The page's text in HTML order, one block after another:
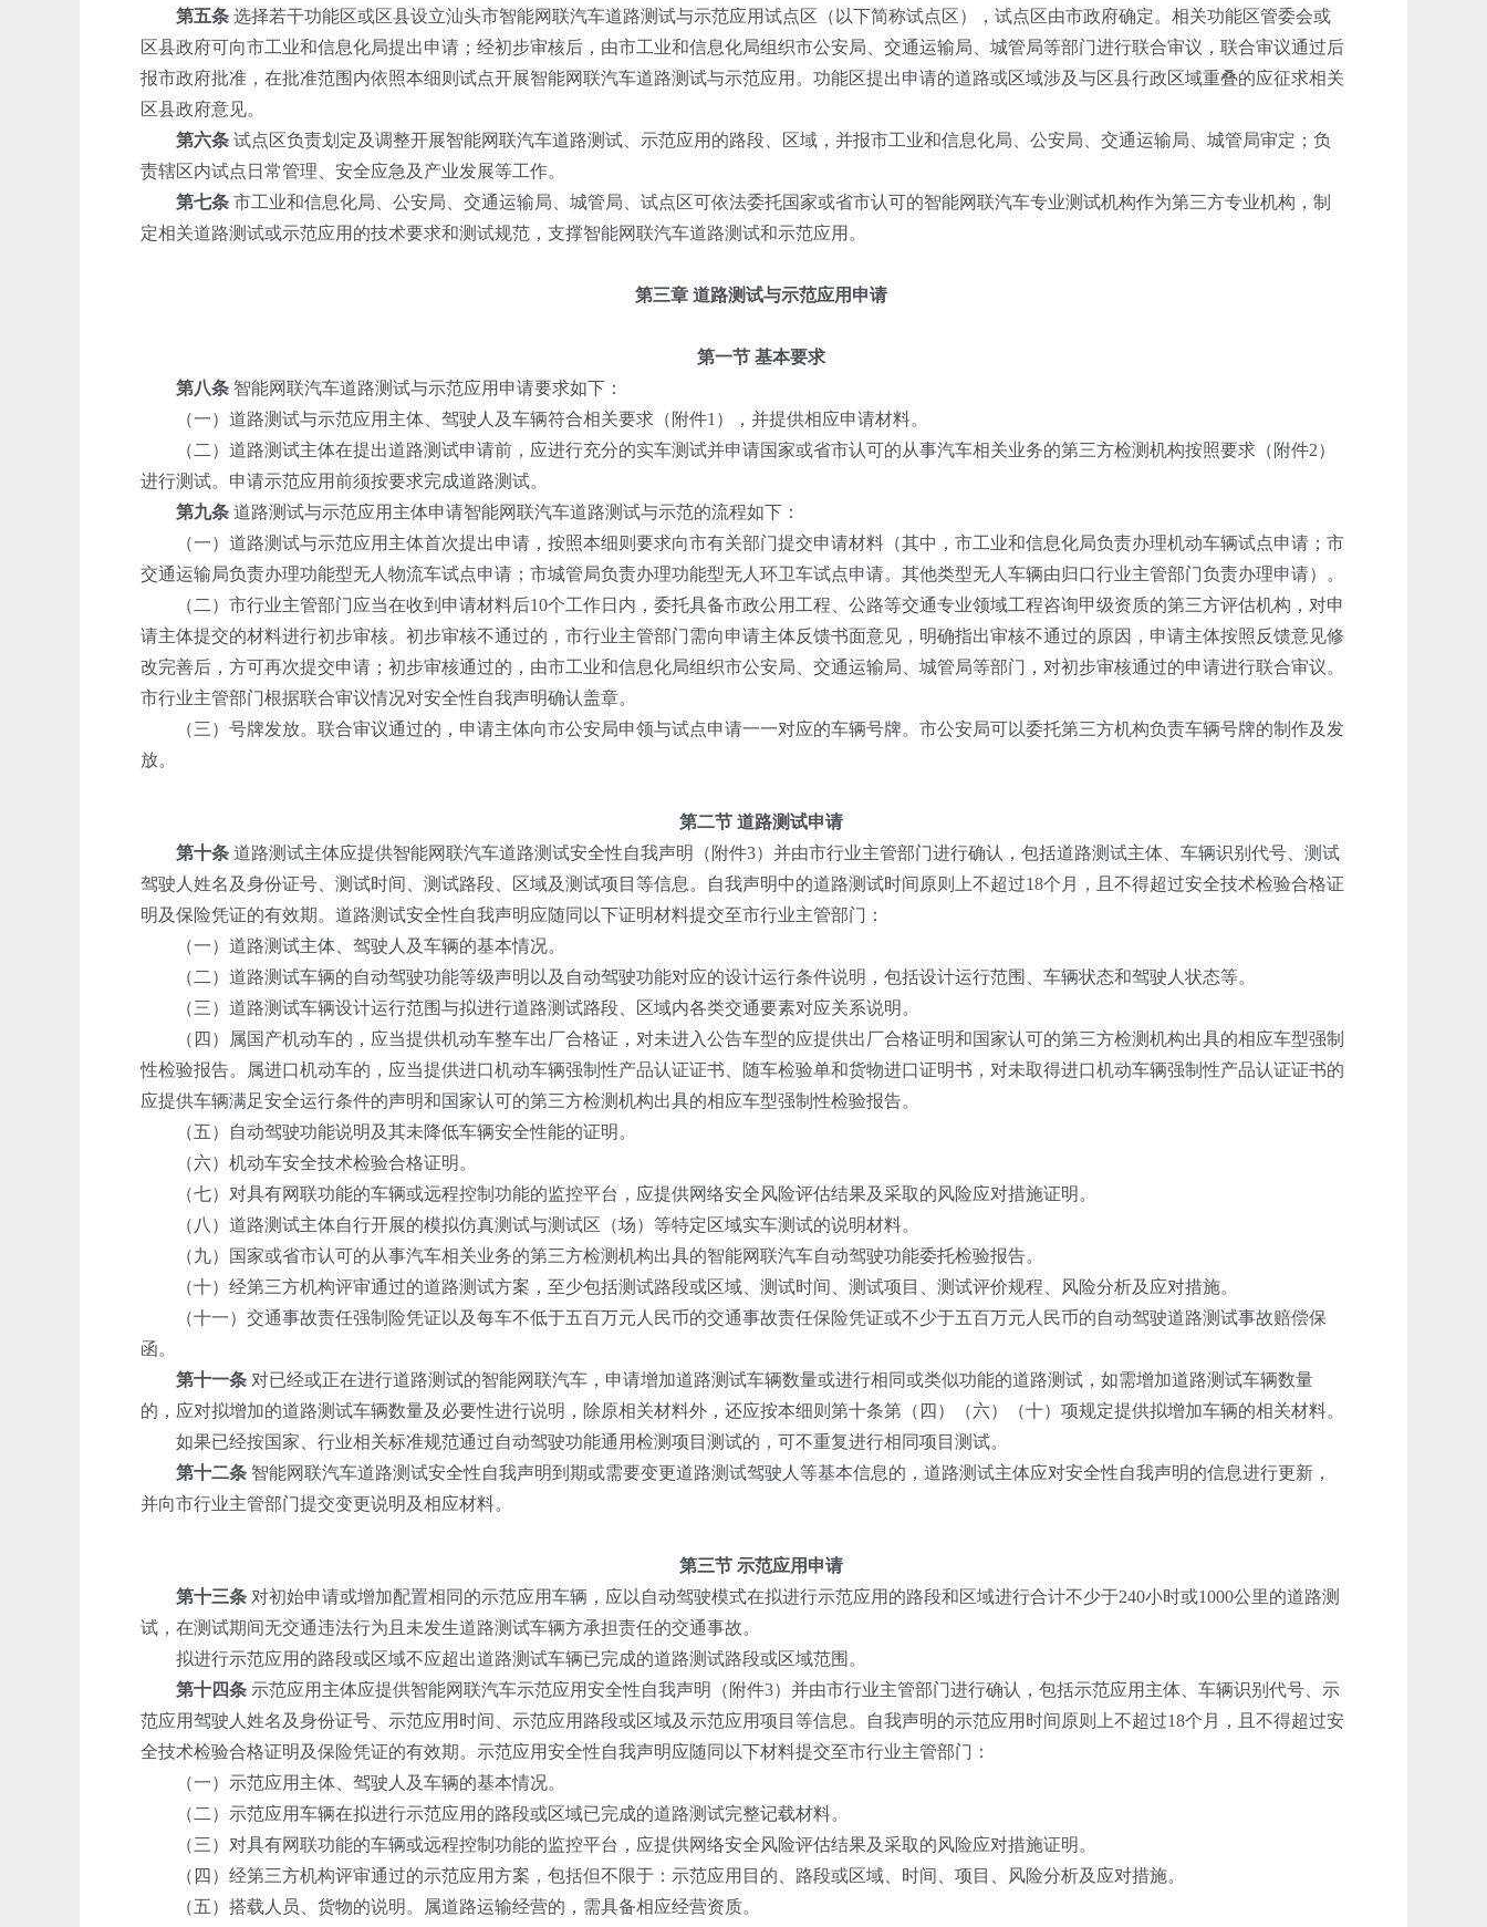
第五条 选择若干功能区或区县设立汕头市智能网联汽车道路测试与示范应用试点区（以下简称试点区），试点区由市政府确定。相关功能区管委会或
区县政府可向市工业和信息化局提出申请；经初步审核后，由市工业和信息化局组织市公安局、交通运输局、城管局等部门进行联合审议，联合审议通过后
报市政府批准，在批准范围内依照本细则试点开展智能网联汽车道路测试与示范应用。功能区提出申请的道路或区域涉及与区县行政区域重叠的应征求相关
区县政府意见。
第六条 试点区负责划定及调整开展智能网联汽车道路测试、示范应用的路段、区域，并报市工业和信息化局、公安局、交通运输局、城管局审定；负
责辖区内试点日常管理、安全应急及产业发展等工作。
第七条 市工业和信息化局、公安局、交通运输局、城管局、试点区可依法委托国家或省市认可的智能网联汽车专业测试机构作为第三方专业机构，制
定相关道路测试或示范应用的技术要求和测试规范，支撑智能网联汽车道路测试和示范应用。
第三章 道路测试与示范应用申请
第一节 基本要求
第八条 智能网联汽车道路测试与示范应用申请要求如下：
（一）道路测试与示范应用主体、驾驶人及车辆符合相关要求（附件1），并提供相应申请材料。
（二）道路测试主体在提出道路测试申请前，应进行充分的实车测试并申请国家或省市认可的从事汽车相关业务的第三方检测机构按照要求（附件2）
进行测试。申请示范应用前须按要求完成道路测试。
第九条 道路测试与示范应用主体申请智能网联汽车道路测试与示范的流程如下：
（一）道路测试与示范应用主体首次提出申请，按照本细则要求向市有关部门提交申请材料（其中，市工业和信息化局负责办理机动车辆试点申请；市
交通运输局负责办理功能型无人物流车试点申请；市城管局负责办理功能型无人环卫车试点申请。其他类型无人车辆由归口行业主管部门负责办理申请）。
（二）市行业主管部门应当在收到申请材料后10个工作日内，委托具备市政公用工程、公路等交通专业领域工程咨询甲级资质的第三方评估机构，对申
请主体提交的材料进行初步审核。初步审核不通过的，市行业主管部门需向申请主体反馈书面意见，明确指出审核不通过的原因，申请主体按照反馈意见修
改完善后，方可再次提交申请；初步审核通过的，由市工业和信息化局组织市公安局、交通运输局、城管局等部门，对初步审核通过的申请进行联合审议。
市行业主管部门根据联合审议情况对安全性自我声明确认盖章。
（三）号牌发放。联合审议通过的，申请主体向市公安局申领与试点申请一一对应的车辆号牌。市公安局可以委托第三方机构负责车辆号牌的制作及发
放。
第二节 道路测试申请
第十条 道路测试主体应提供智能网联汽车道路测试安全性自我声明（附件3）并由市行业主管部门进行确认，包括道路测试主体、车辆识别代号、测试
驾驶人姓名及身份证号、测试时间、测试路段、区域及测试项目等信息。自我声明中的道路测试时间原则上不超过18个月，且不得超过安全技术检验合格证
明及保险凭证的有效期。道路测试安全性自我声明应随同以下证明材料提交至市行业主管部门：
（一）道路测试主体、驾驶人及车辆的基本情况。
（二）道路测试车辆的自动驾驶功能等级声明以及自动驾驶功能对应的设计运行条件说明，包括设计运行范围、车辆状态和驾驶人状态等。
（三）道路测试车辆设计运行范围与拟进行道路测试路段、区域内各类交通要素对应关系说明。
（四）属国产机动车的，应当提供机动车整车出厂合格证，对未进入公告车型的应提供出厂合格证明和国家认可的第三方检测机构出具的相应车型强制
性检验报告。属进口机动车的，应当提供进口机动车辆强制性产品认证证书、随车检验单和货物进口证明书，对未取得进口机动车辆强制性产品认证证书的
应提供车辆满足安全运行条件的声明和国家认可的第三方检测机构出具的相应车型强制性检验报告。
（五）自动驾驶功能说明及其未降低车辆安全性能的证明。
（六）机动车安全技术检验合格证明。
（七）对具有网联功能的车辆或远程控制功能的监控平台，应提供网络安全风险评估结果及采取的风险应对措施证明。
（八）道路测试主体自行开展的模拟仿真测试与测试区（场）等特定区域实车测试的说明材料。
（九）国家或省市认可的从事汽车相关业务的第三方检测机构出具的智能网联汽车自动驾驶功能委托检验报告。
（十）经第三方机构评审通过的道路测试方案，至少包括测试路段或区域、测试时间、测试项目、测试评价规程、风险分析及应对措施。
（十一）交通事故责任强制险凭证以及每车不低于五百万元人民币的交通事故责任保险凭证或不少于五百万元人民币的自动驾驶道路测试事故赔偿保
函。
第十一条 对已经或正在进行道路测试的智能网联汽车，申请增加道路测试车辆数量或进行相同或类似功能的道路测试，如需增加道路测试车辆数量
的，应对拟增加的道路测试车辆数量及必要性进行说明，除原相关材料外，还应按本细则第十条第（四）（六）（十）项规定提供拟增加车辆的相关材料。
如果已经按国家、行业相关标准规范通过自动驾驶功能通用检测项目测试的，可不重复进行相同项目测试。
第十二条 智能网联汽车道路测试安全性自我声明到期或需要变更道路测试驾驶人等基本信息的，道路测试主体应对安全性自我声明的信息进行更新，
并向市行业主管部门提交变更说明及相应材料。
第三节 示范应用申请
第十三条 对初始申请或增加配置相同的示范应用车辆，应以自动驾驶模式在拟进行示范应用的路段和区域进行合计不少于240小时或1000公里的道路测
试，在测试期间无交通违法行为且未发生道路测试车辆方承担责任的交通事故。
拟进行示范应用的路段或区域不应超出道路测试车辆已完成的道路测试路段或区域范围。
第十四条 示范应用主体应提供智能网联汽车示范应用安全性自我声明（附件3）并由市行业主管部门进行确认，包括示范应用主体、车辆识别代号、示
范应用驾驶人姓名及身份证号、示范应用时间、示范应用路段或区域及示范应用项目等信息。自我声明的示范应用时间原则上不超过18个月，且不得超过安
全技术检验合格证明及保险凭证的有效期。示范应用安全性自我声明应随同以下材料提交至市行业主管部门：
（一）示范应用主体、驾驶人及车辆的基本情况。
（二）示范应用车辆在拟进行示范应用的路段或区域已完成的道路测试完整记载材料。
（三）对具有网联功能的车辆或远程控制功能的监控平台，应提供网络安全风险评估结果及采取的风险应对措施证明。
（四）经第三方机构评审通过的示范应用方案，包括但不限于：示范应用目的、路段或区域、时间、项目、风险分析及应对措施。
（五）搭载人员、货物的说明。属道路运输经营的，需具备相应经营资质。